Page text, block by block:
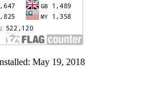
May 19, 2018